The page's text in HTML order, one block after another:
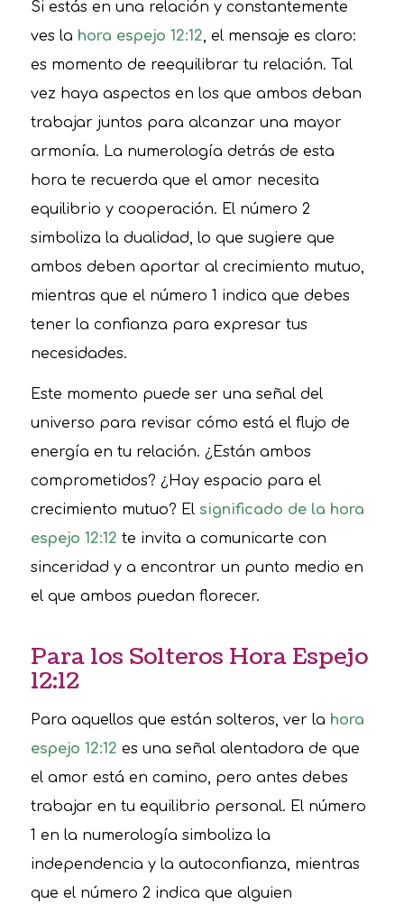
Si estás en una relación y constantemente
ves la hora espejo 12:12, el mensaje es claro:
es momento de reequilibrar tu relación. Tal
vez haya aspectos en los que ambos deban
trabajar juntos para alcanzar una mayor
armonía. La numerología detrás de esta
hora te recuerda que el amor necesita
equilibrio y cooperación. El número 2
simboliza la dualidad, lo que sugiere que
ambos deben aportar al crecimiento mutuo,
mientras que el número 1 indica que debes
tener la confianza para expresar tus
necesidades.
Este momento puede ser una señal del
universo para revisar cómo está el flujo de
energía en tu relación. ¿Están ambos
comprometidos? ¿Hay espacio para el
crecimiento mutuo? El significado de la hora
espejo 12:12 te invita a comunicarte con
sinceridad y a encontrar un punto medio en
el que ambos puedan florecer.
Para los Solteros Hora Espejo
12:12
Para aquellos que están solteros, ver la hora
espejo 12:12 es una señal alentadora de que
el amor está en camino, pero antes debes
trabajar en tu equilibrio personal. El número
1 en la numerología simboliza la
independencia y la autoconfianza, mientras
que el número 2 indica que alguien